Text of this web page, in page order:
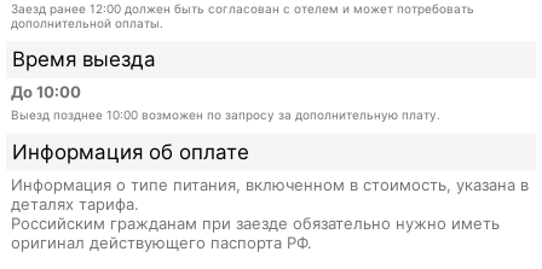
Заезд ранее 12:00 должен быть согласован с отелем и может потребовать
дополнительной оплаты.
Время выезда
До 10:00
Выезд позднее 10:00 возможен по запросу за дополнительную плату.
Информация об оплате
Информация о типе питания, включенном в стоимость, указана в
деталях тарифа.
Российским гражданам при заезде обязательно нужно иметь
оригинал действующего паспорта РФ.